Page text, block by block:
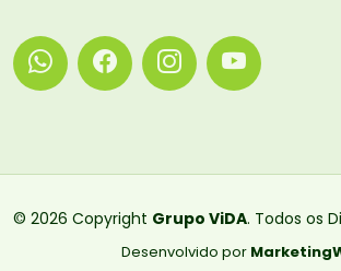
© 2026 Copyright Grupo ViDA. Todos os
Desenvolvido por